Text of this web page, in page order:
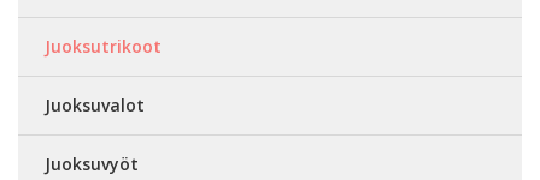
Juoksutrikoot
Juoksuvalot
Juoksuvyöt